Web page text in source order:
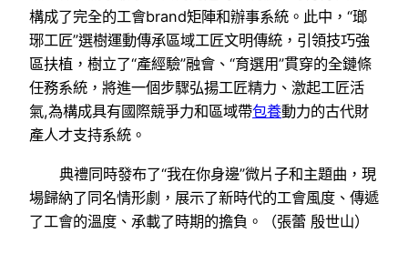
構成了完全的工會brand矩陣和辦事系統。此中，“瑯
琊工匠”選樹運動傳承區域工匠文明傳統，引領技巧強
區扶植，樹立了“產經驗”融會、“育選用”貫穿的全鏈條
任務系統，將進一個步驟弘揚工匠精力、激起工匠活
氣,為構成具有國際競爭力和區域帶包養動力的古代財
產人才支持系統。
典禮同時發布了“我在你身邊”微片子和主題曲，現
場歸納了同名情形劇，展示了新時代的工會風度、傳遞
了工會的溫度、承載了時期的擔負。（張蕾 殷世山）